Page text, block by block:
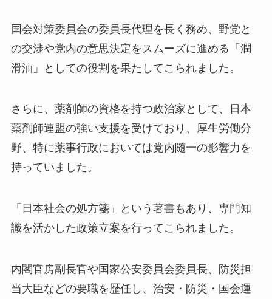
国会対策委員会の委員長代理を長く務め、野党と
の交渉や党内の意思決定をスムーズに進める「潤
滑油」としての役割を果たしてこられました。
さらに、薬剤師の資格を持つ政治家として、日本
薬剤師連盟の強い支援を受けており、厚生労働分
野、特に薬事行政においては党内随一の影響力を
持っていました。
「日本社会の処方箋」という著書もあり、専門知
識を活かした政策立案を行ってこられました。
内閣官房副長官や国家公安委員会委員長、防災担
当大臣などの要職を歴任し、治安・防災・国会運